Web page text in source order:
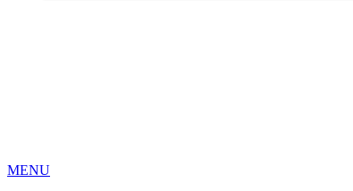
MENU